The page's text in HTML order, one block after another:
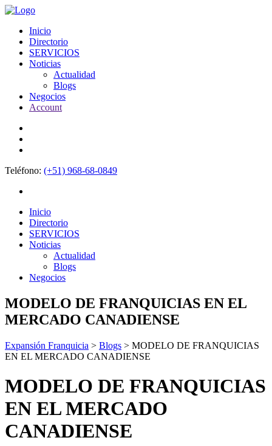
Inicio
Directorio
SERVICIOS
Noticias
Actualidad
Blogs
Negocios
Account
Teléfono: (+51) 968-68-0849
Inicio
Directorio
SERVICIOS
Noticias
Actualidad
Blogs
Negocios
MODELO DE FRANQUICIAS EN EL
MERCADO CANADIENSE
Expansión Franquicia > Blogs > MODELO DE FRANQUICIAS
EN EL MERCADO CANADIENSE
MODELO DE FRANQUICIAS
EN EL MERCADO
CANADIENSE